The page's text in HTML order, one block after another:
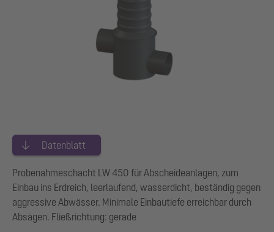
Datenblatt
Probenahmeschacht LW 450 für Abscheideanlagen, zum
Einbau ins Erdreich, leerlaufend, wasserdicht, beständig gegen
aggressive Abwässer. Minimale Einbautiefe erreichbar durch
Absägen. Fließrichtung: gerade